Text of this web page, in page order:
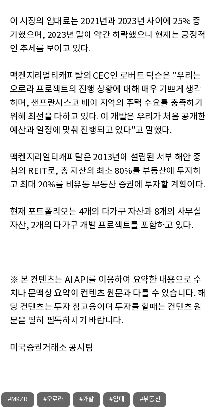
이 시장의 임대료는 2021년과 2023년 사이에 25% 증
가했으며, 2023년 말에 약간 하락했으나 현재는 긍정적
인 추세를 보이고 있다.
맥켄지리얼티캐피탈의 CEO인 로버트 딕슨은 "우리는
오로라 프로젝트의 진행 상황에 대해 매우 기쁘게 생각
하며, 샌프란시스코 베이 지역의 주택 수요를 충족하기
위해 최선을 다하고 있다. 이 개발은 우리가 처음 공개한
예산과 일정에 맞춰 진행되고 있다"고 말했다.
맥켄지리얼티캐피탈은 2013년에 설립된 서부 해안 중
심의 REIT로, 총 자산의 최소 80%를 부동산에 투자하
고 최대 20%를 비유동 부동산 증권에 투자할 계획이다.
현재 포트폴리오는 4개의 다가구 자산과 8개의 사무실
자산, 2개의 다가구 개발 프로젝트를 포함하고 있다.
※ 본 컨텐츠는 AI API를 이용하여 요약한 내용으로 수
치나 문맥상 요약이 컨텐츠 원문과 다를 수 있습니다. 해
당 컨텐츠는 투자 참고용이며 투자를 할때는 컨텐츠 원
문을 필히 필독하시기 바랍니다.
미국증권거래소 공시팀
#MKZR #오로라 #개발 #임대 #부동산